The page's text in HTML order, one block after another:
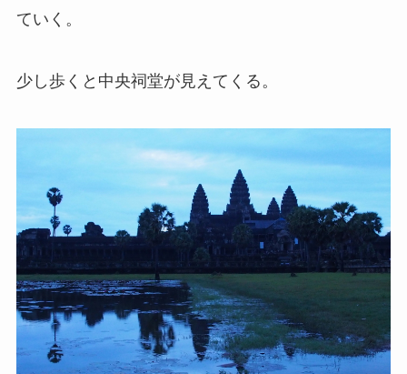
ていく。
少し歩くと中央祠堂が見えてくる。